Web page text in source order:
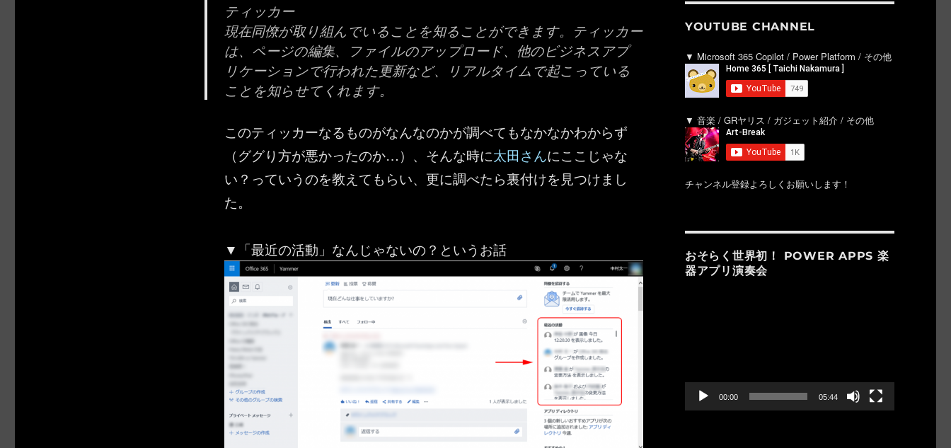
ティッカー
現在同僚が取り組んでいることを知ることができます。ティッカー
は、ページの編集、ファイルのアップロード、他のビジネスアプ
リケーションで行われた更新など、リアルタイムで起こっている
ことを知らせてくれます。
このティッカーなるものがなんなのかが調べてもなかなかわからず
（ググり方が悪かったのか…）、そんな時に太田さんにここじゃな
い？っていうのを教えてもらい、更に調べたら裏付けを見つけまし
た。
▼「最近の活動」なんじゃないの？というお話
YOUTUBE CHANNEL
▼ Microsoft 365 Copilot / Power Platform / その他
▼ 音楽 / GRヤリス / ガジェット紹介 / その他
チャンネル登録よろしくお願いします！
おそらく世界初！ POWER APPS 楽
器アプリ演奏会
00:00 05:44